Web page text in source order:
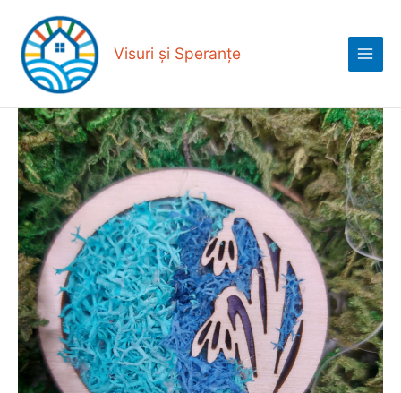
content
Visuri și Speranțe
Menu